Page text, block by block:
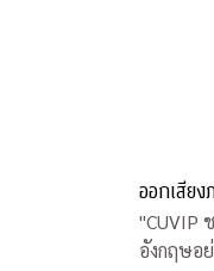
ออกเสียง
"CUVIP
อังกฤษอ